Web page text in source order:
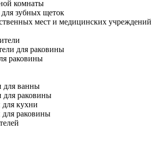
комнаты
зубных щеток
мест и медицинских учреждений
для раковины
раковины
для ванны
для раковины
кухни
для раковины